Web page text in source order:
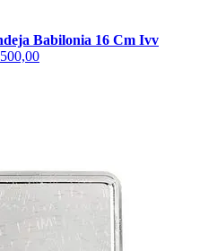
Babilonia 16 Cm Ivv